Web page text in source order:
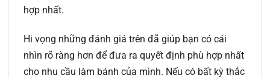
hợp nhất.
Hi vọng những đánh giá trên đã giúp bạn có cái
nhìn rõ ràng hơn để đưa ra quyết định phù hợp nhất
cho nhu cầu làm bánh của mình. Nếu có bất kỳ thắc